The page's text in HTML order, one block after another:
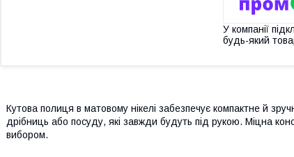
У компанії
будь-який
Кутова полиця в матовому нікелі забезпечує компактне й
дрібниць або посуду, які завжди будуть під рукою. Міцна
вибором.